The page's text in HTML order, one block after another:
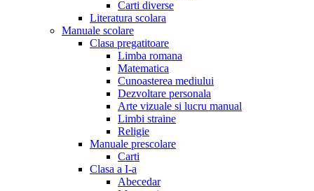
Carti diverse
Literatura scolara
Manuale scolare
Clasa pregatitoare
Limba romana
Matematica
Cunoasterea mediului
Dezvoltare personala
Arte vizuale si lucru manual
Limbi straine
Religie
Manuale prescolare
Carti
Clasa a I-a
Abecedar